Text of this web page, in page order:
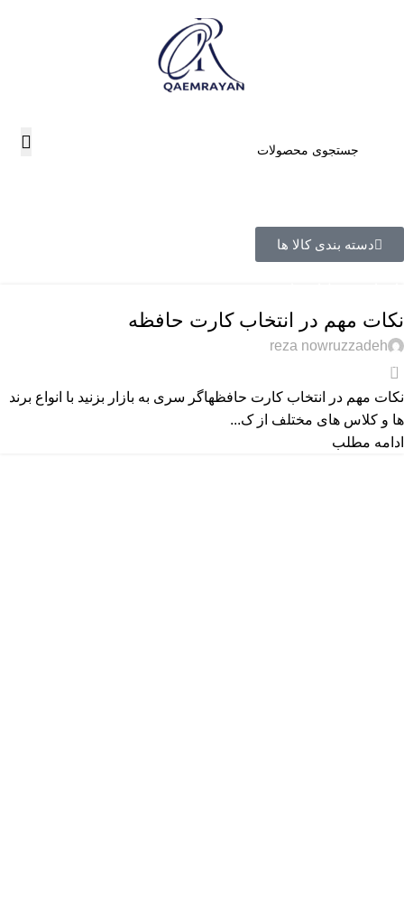
دسته بندی کالا ها
نکات مهم در انتخاب کارت حافظه
reza nowruzzadeh
0
نکات مهم در انتخاب کارت حافظهاگر سری به بازار بزنید با انواع برند
ها و کلاس های مختلف از ک...
ادامه مطلب